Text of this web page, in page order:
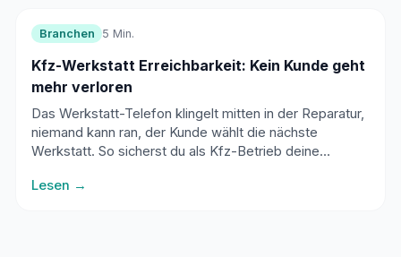
Branchen 5 Min.
Kfz-Werkstatt Erreichbarkeit: Kein Kunde geht
mehr verloren
Das Werkstatt-Telefon klingelt mitten in der Reparatur,
niemand kann ran, der Kunde wählt die nächste
Werkstatt. So sicherst du als Kfz-Betrieb deine
Lesen →